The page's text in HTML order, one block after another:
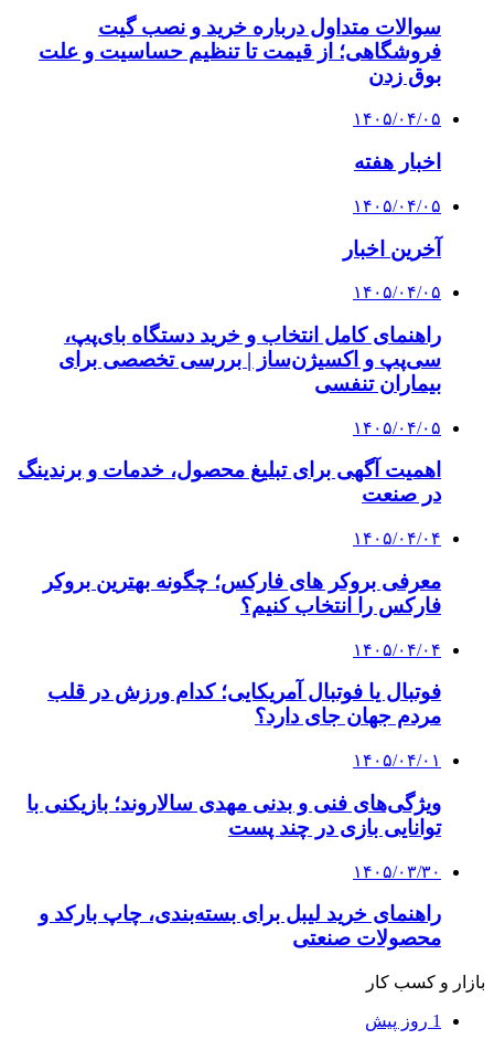
سوالات متداول درباره خرید و نصب گیت
فروشگاهی؛ از قیمت تا تنظیم حساسیت و علت
بوق زدن
۱۴۰۵/۰۴/۰۵
اخبار هفته
۱۴۰۵/۰۴/۰۵
آخرین اخبار
۱۴۰۵/۰۴/۰۵
راهنمای کامل انتخاب و خرید دستگاه بای‌پپ،
سی‌پپ و اکسیژن‌ساز | بررسی تخصصی برای
بیماران تنفسی
۱۴۰۵/۰۴/۰۵
اهمیت آگهی برای تبلیغ محصول، خدمات و برندینگ
در صنعت
۱۴۰۵/۰۴/۰۴
معرفی بروکر های فارکس؛ چگونه بهترین بروکر
فارکس را انتخاب کنیم؟
۱۴۰۵/۰۴/۰۴
فوتبال یا فوتبال آمریکایی؛ کدام ورزش در قلب
مردم جهان جای دارد؟
۱۴۰۵/۰۴/۰۱
ویژگی‌های فنی و بدنی مهدی سالاروند؛ بازیکنی با
توانایی بازی در چند پست
۱۴۰۵/۰۳/۳۰
راهنمای خرید لیبل برای بسته‌بندی، چاپ بارکد و
محصولات صنعتی
بازار و کسب کار
1 روز پیش